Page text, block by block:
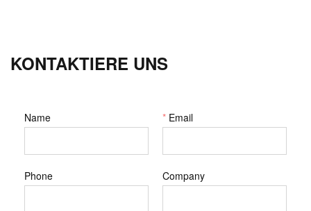
KONTAKTIERE UNS
Name * Email
Phone Company